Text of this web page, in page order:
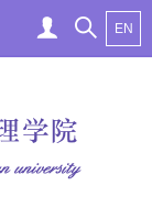
EN